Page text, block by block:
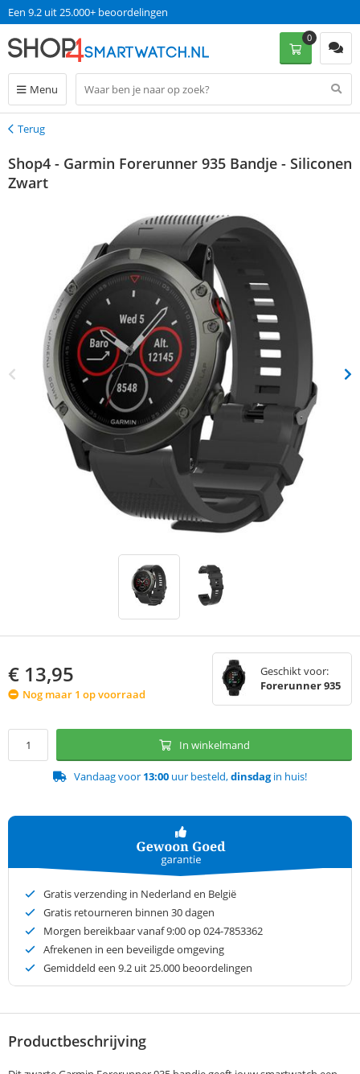
Een 9.2 uit 25.000+ beoordelingen
Menu
0
Terug
Terug
Shop4 - Garmin Forerunner 935 Bandje - Siliconen
Zwart
€ 13,95
Nog maar 1 op voorraad
Geschikt voor:
Forerunner 935
In winkelmand
Vandaag voor 13:00 uur besteld,dinsdagin huis!
Gratis verzending in Nederland en België
Gratis retourneren binnen 30 dagen
Morgen bereikbaar vanaf 9:00 op 024-7853362
Afrekenen in een beveiligde omgeving
Gemiddeld een 9.2 uit 25.000 beoordelingen
Productbeschrijving